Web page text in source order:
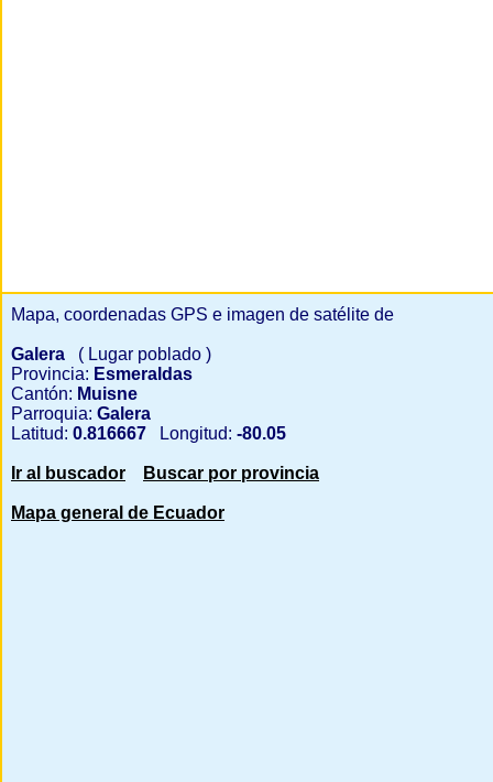
Mapa, coordenadas GPS e imagen de satélite de
Galera
( Lugar poblado )
Provincia: Esmeraldas
Cantón: Muisne
Parroquia: Galera
Latitud: 0.816667 Longitud: -80.05
Ir al buscador Buscar por provincia
Mapa general de Ecuador